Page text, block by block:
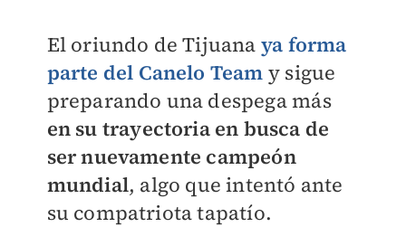
El oriundo de Tijuana ya forma
parte del Canelo Team y sigue
preparando una despega más
en su trayectoria en busca de
ser nuevamente campeón
mundial, algo que intentó ante
su compatriota tapatío.